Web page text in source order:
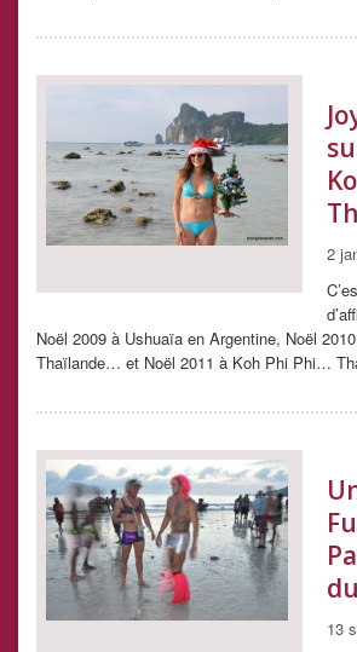
2
Noël 2009 à Ushuaïa en Argentine, Noël
Thaïlande… et Noël 2011 à Koh Phi Phi…
13